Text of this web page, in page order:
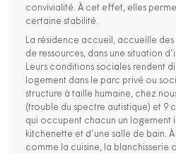
convivialité. À cet effet, elles
certaine stabilité.
La résidence accueil, accueille
de ressources, dans une situation
Leurs conditions sociales rendent
logement dans le parc privé ou
structure à taille humaine, chez
(trouble du spectre autistique) et 9
qui occupent chacun un logement
kitchenette et d’une salle de bain.
comme la cuisine, la blanchisserie